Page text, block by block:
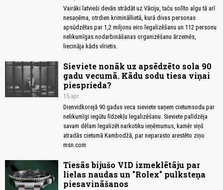
Vairāki latvieši devās strādāt uz Vāciju, taču solīto algu tā arī
nesaņēma, otrdien krimināllietā, kurā divas personas
apsūdzētas par 1,2 miljonu eiro legalizēšanu un 112 personu
nelikumīgas nodarbināšanas organizēšanu ārzemēs,
liecināja kāds vīrietis.
Sieviete nonāk uz apsēdzēto sola 90
gadu vecumā. Kādu sodu tiesa viņai
piesprieda?
15.apr
Dienvidkorejā 90 gadus veca sieviete saņem cietumsodu par
nelikumīgi iegūtu līdzekļu legalizēšanu. Sieviete palīdzēja
savam dēlam legalizēt narkotiku ieņēmumus, kamēr viņš
atradās cietumā Kambodžā, par neparasto arestēto ziņo
msn.com
Tiesās bijušo VID izmeklētāju par
lielas naudas un "Rolex" pulksteņa
piesavināšanos